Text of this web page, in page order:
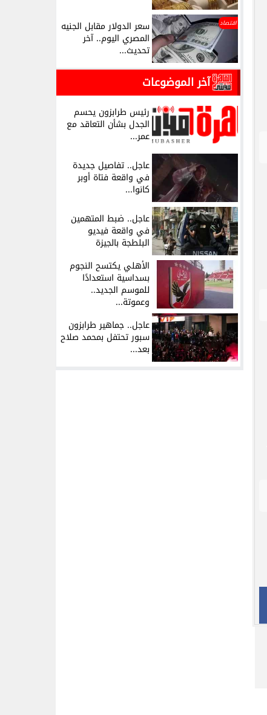
اقتصاد سعر الدولار مقابل الجنيه
المصري اليوم.. آخر
تحديث...
آخر الموضوعات
رئيس طرابزون يحسم
الجدل بشأن التعاقد مع
عمر...
عاجل.. تفاصيل جديدة
في واقعة فتاة أوبر
كانوا...
عاجل.. ضبط المتهمين
في واقعة فيديو
البلطجة بالجيزة
الأهلي يكتسح النجوم
بسداسية استعدادًا
للموسم الجديد..
وعموتة...
عاجل.. جماهير طرابزون
سبور تحتفل بمحمد صلاح
بعد...